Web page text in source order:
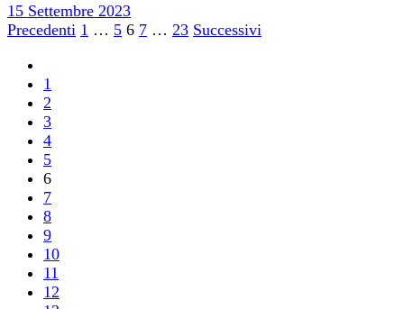
15 Settembre 2023
Paginazione
degli
articoli
Precedenti 1 … 5 6 7 … 23 Successivi
1
2
3
4
5
6
7
8
9
10
11
12